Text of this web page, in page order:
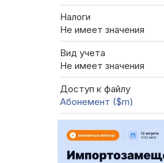
Налоги
Не имеет значения
Вид учета
Не имеет значения
Доступ к файлу
Абонемент ($m)